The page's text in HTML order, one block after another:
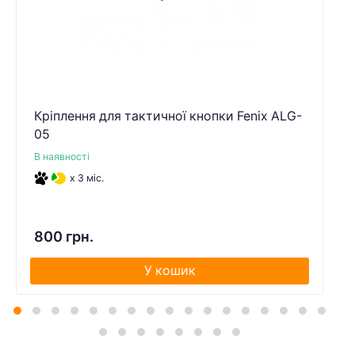
Кріплення для тактичної кнопки Fenix ALG-
05
В наявності
x 3 міс.
800 грн.
У кошик